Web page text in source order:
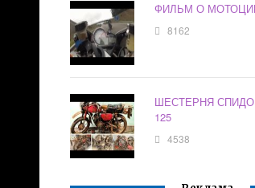
ФИЛЬМ О
8162
ШЕСТЕРНЯ
125
4538